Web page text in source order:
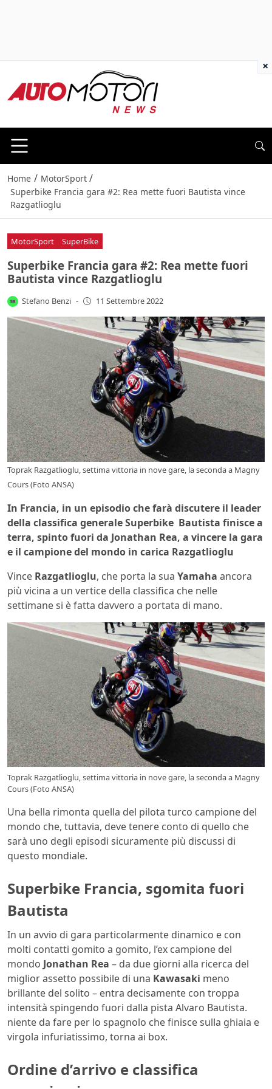
Home / MotorSport /
Superbike Francia gara #2: Rea mette fuori Bautista vince
Razgatlioglu
MotorSport SuperBike
Superbike Francia gara #2: Rea mette fuori
Bautista vince Razgatlioglu
Stefano Benzi - 11 Settembre 2022
Toprak Razgatlioglu, settima vittoria in nove gare, la seconda a Magny
Cours (Foto ANSA)
In Francia, in un episodio che farà discutere il leader
della classifica generale Superbike Bautista finisce a
terra, spinto fuori da Jonathan Rea, a vincere la gara
e il campione del mondo in carica Razgatlioglu
Vince Razgatlioglu, che porta la sua Yamaha ancora
più vicina a un vertice della classifica che nelle
settimane si è fatta davvero a portata di mano.
Toprak Razgatlioglu, settima vittoria in nove gare, la seconda a Magny
Cours (Foto ANSA)
Una bella rimonta quella del pilota turco campione del
mondo che, tuttavia, deve tenere conto di quello che
sarà uno degli episodi sicuramente più discussi di
questo mondiale.
Superbike Francia, sgomita fuori
Bautista
In un avvio di gara particolarmente dinamico e con
molti contatti gomito a gomito, l’ex campione del
mondo Jonathan Rea – da due giorni alla ricerca del
miglior assetto possibile di una Kawasaki meno
brillante del solito – entra decisamente con troppa
intensità spingendo fuori dalla pista Alvaro Bautista.
niente da fare per lo spagnolo che finisce sulla ghiaia e
virgola infuriatissimo, torna ai box.
Ordine d’arrivo e classifica
×